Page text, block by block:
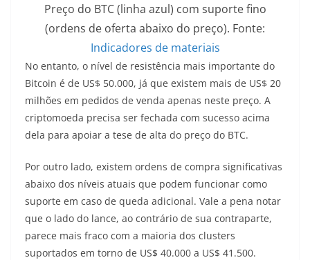
Preço do BTC (linha azul) com suporte fino
(ordens de oferta abaixo do preço). Fonte:
Indicadores de materiais
No entanto, o nível de resistência mais importante do
Bitcoin é de US$ 50.000, já que existem mais de US$ 20
milhões em pedidos de venda apenas neste preço. A
criptomoeda precisa ser fechada com sucesso acima
dela para apoiar a tese de alta do preço do BTC.
Por outro lado, existem ordens de compra significativas
abaixo dos níveis atuais que podem funcionar como
suporte em caso de queda adicional. Vale a pena notar
que o lado do lance, ao contrário de sua contraparte,
parece mais fraco com a maioria dos clusters
suportados em torno de US$ 40.000 a US$ 41.500.